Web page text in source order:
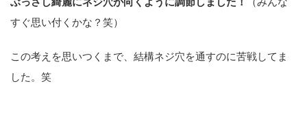
すぐ思い付くかな？笑）
この考えを思いつくまで、結構ネジ穴を通すのに苦戦してま
した。笑